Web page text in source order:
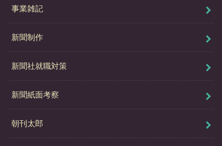
事業雑記
新聞制作
新聞社就職対策
新聞紙面考察
朝刊太郎